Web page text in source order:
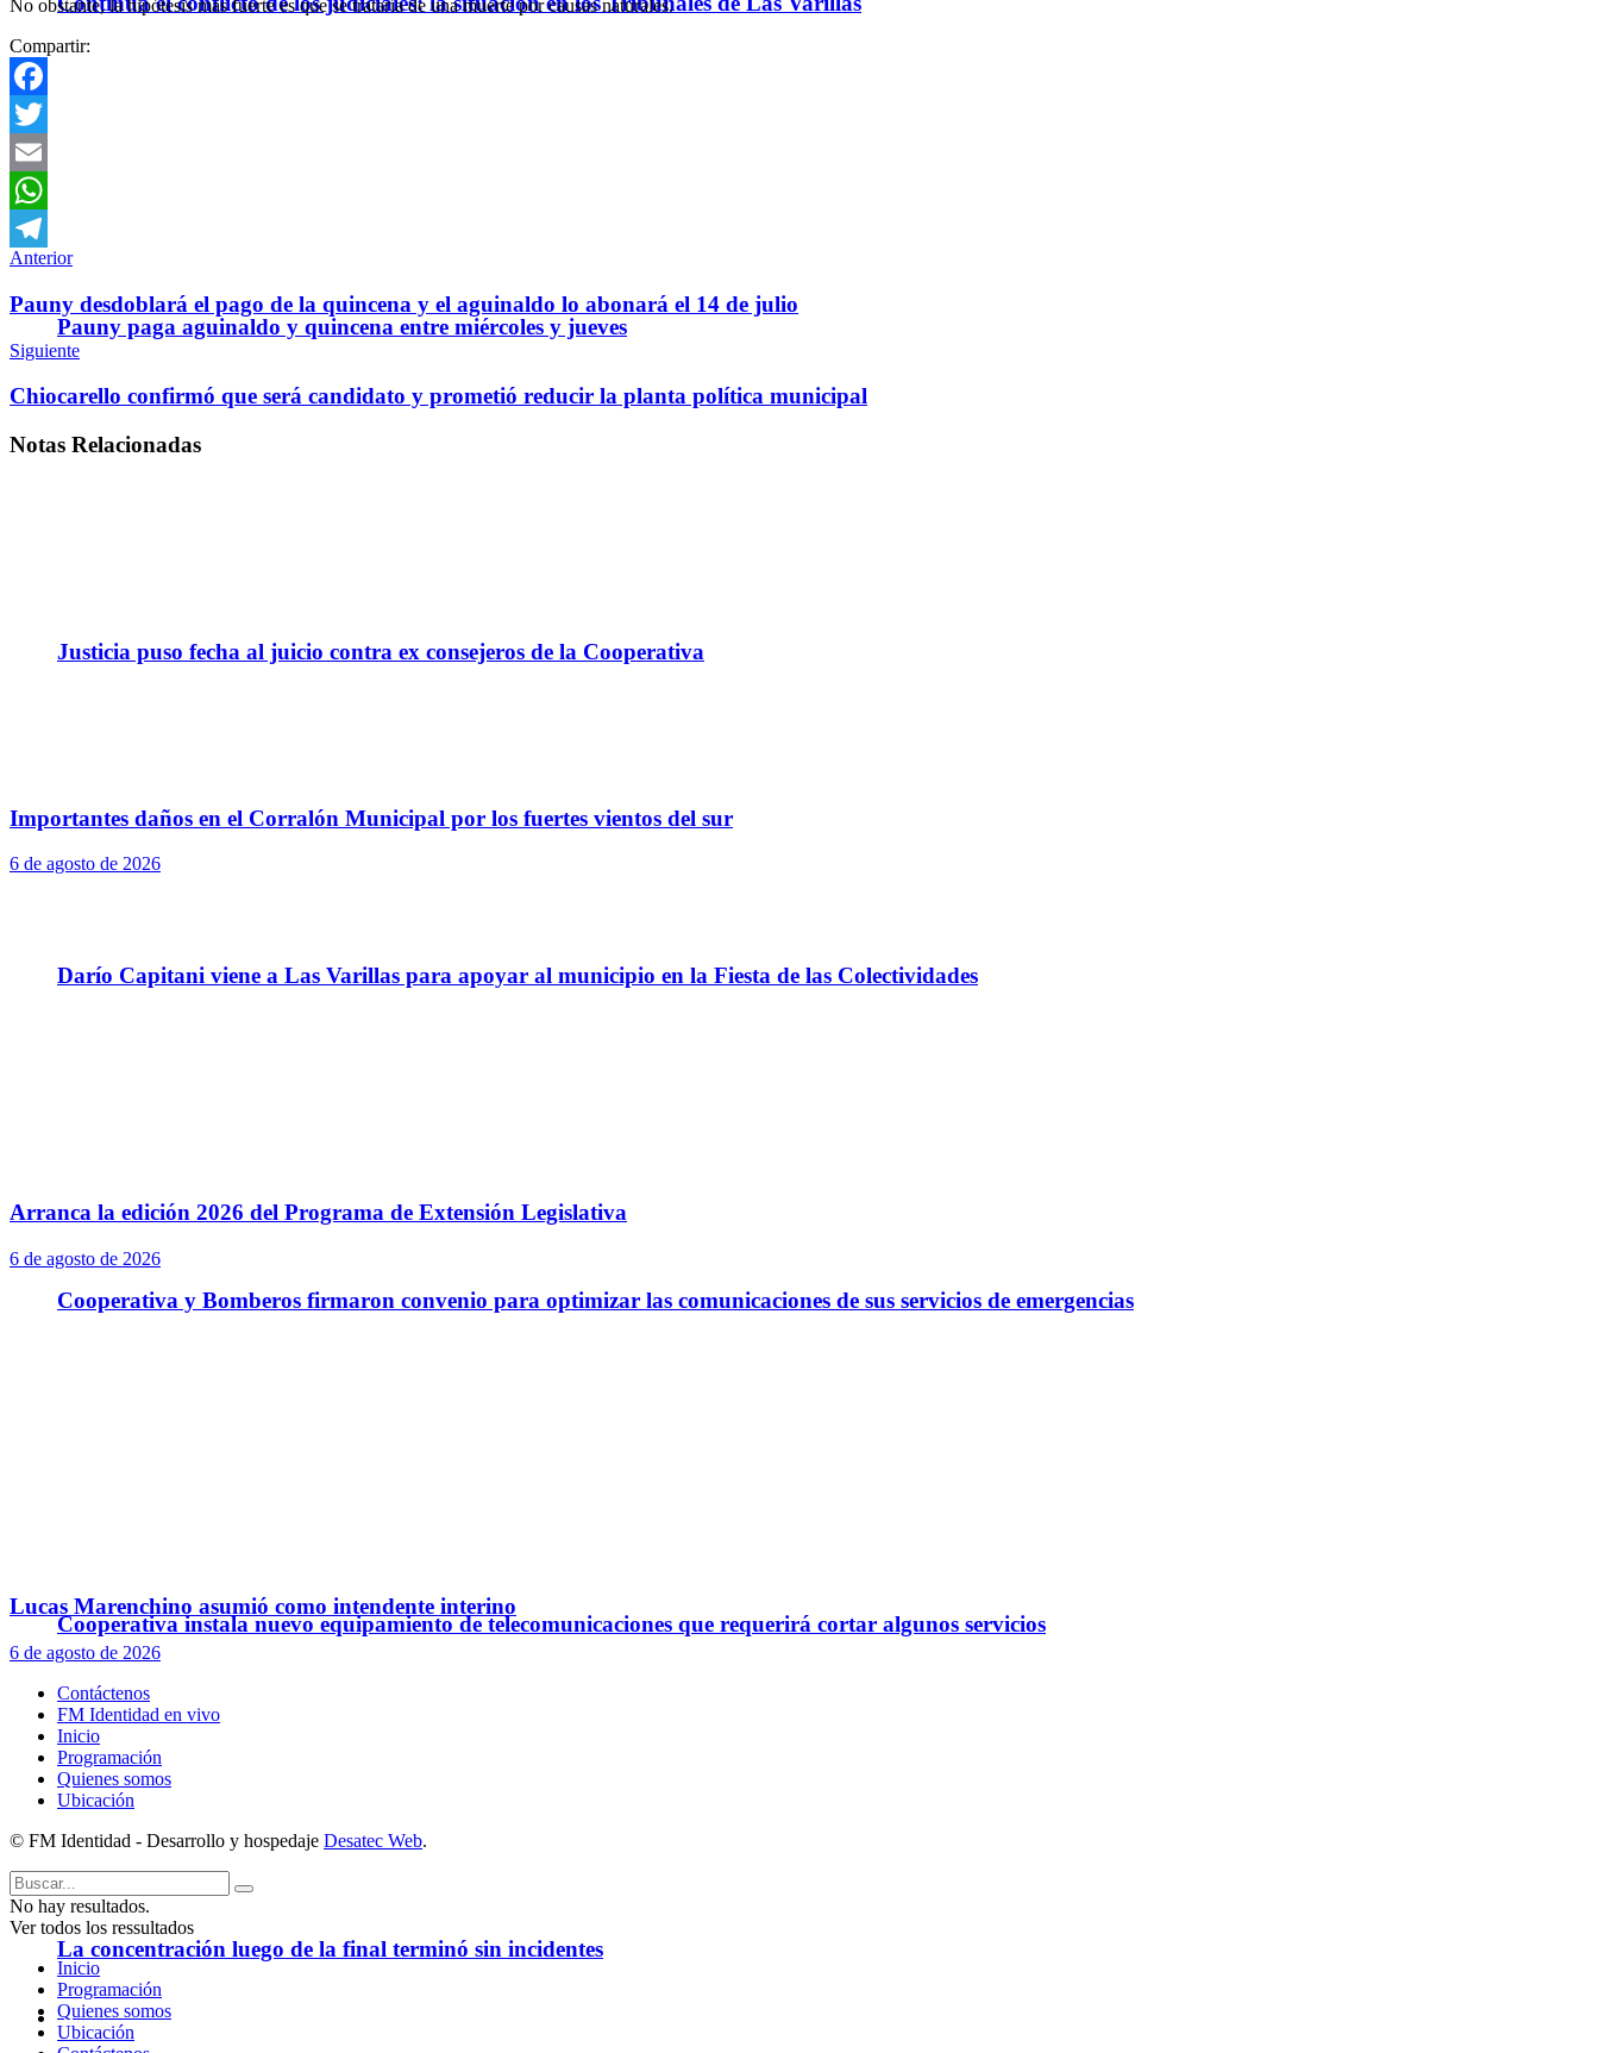
Pauny paga aguinaldo y quincena entre miércoles y jueves
Justicia puso fecha al juicio contra ex consejeros de la Cooperativa
Darío Capitani viene a Las Varillas para apoyar al municipio en la Fiesta de las Colectividades
Cooperativa y Bomberos firmaron convenio para optimizar las comunicaciones de sus servicios de emergencias
Cooperativa instala nuevo equipamiento de telecomunicaciones que requerirá cortar algunos servicios
La concentración luego de la final terminó sin incidentes
Policiales
No obstante, la hipótesis más fuerte es que se trataría de una muerte por causas naturales.
Compartir:
Facebook
Twitter
Email
WhatsApp
Telegram
Anterior
Pauny desdoblará el pago de la quincena y el aguinaldo lo abonará el 14 de julio
Siguiente
Chiocarello confirmó que será candidato y prometió reducir la planta política municipal
Notas Relacionadas
Importantes daños en el Corralón Municipal por los fuertes vientos del sur
6 de agosto de 2026
Arranca la edición 2026 del Programa de Extensión Legislativa
6 de agosto de 2026
Lucas Marenchino asumió como intendente interino
6 de agosto de 2026
Contáctenos
FM Identidad en vivo
Inicio
Programación
Quienes somos
Ubicación
© FM Identidad - Desarrollo y hospedaje Desatec Web.
No hay resultados.
Ver todos los ressultados
Inicio
Programación
Quienes somos
Ubicación